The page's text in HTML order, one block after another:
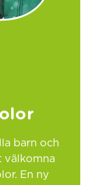
barn och
välkomna
En ny